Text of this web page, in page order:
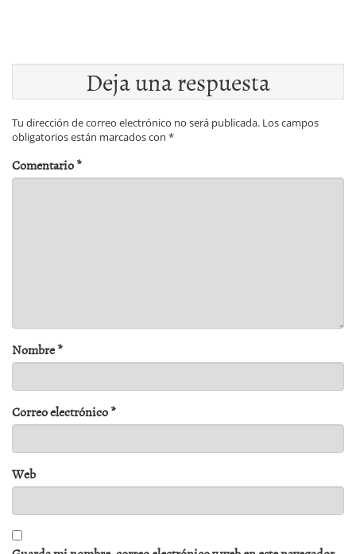
Deja una respuesta
Tu dirección de correo electrónico no será publicada. Los campos
obligatorios están marcados con *
Comentario*
Nombre*
Correo electrónico*
Web